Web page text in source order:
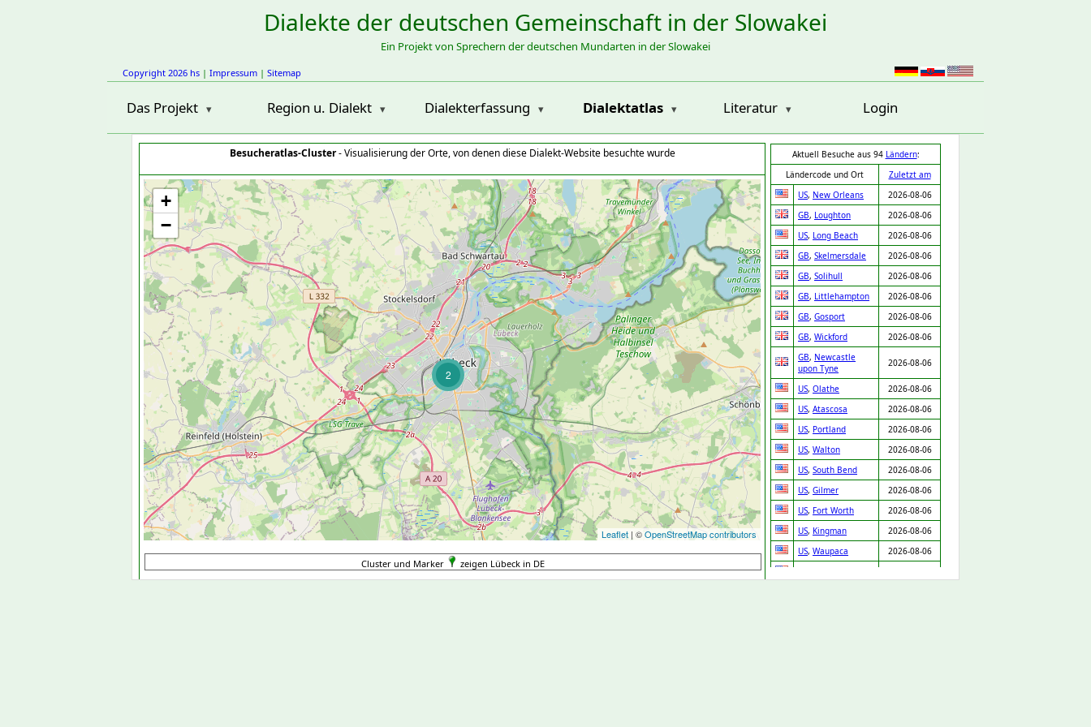
Dialekte der deutschen Gemeinschaft in der Slowakei
Ein Projekt von Sprechern der deutschen Mundarten in der Slowakei
Copyright 2026 hs | Impressum | Sitemap
Das Projekt Region u. Dialekt Dialekterfassung Dialektatlas Literatur Login
Besucheratlas-Cluster- Visualisierung der Orte, von denen diese Dialekt-Website besuchte wurde
2
+
−
Leaflet | ©OpenStreetMap contributors
Aktuell Besuche aus 94 Ländern:
Ländercode und Ort
Zuletzt am
US, New Orleans
2026-08-06
GB, Loughton
2026-08-06
US, Long Beach
2026-08-06
GB, Skelmersdale
2026-08-06
GB, Solihull
2026-08-06
GB, Littlehampton
2026-08-06
GB, Gosport
2026-08-06
GB, Wickford
2026-08-06
GB, Newcastle
upon Tyne
2026-08-06
US, Olathe
2026-08-06
US, Atascosa
2026-08-06
US, Portland
2026-08-06
US, Walton
2026-08-06
US, South Bend
2026-08-06
US, Gilmer
2026-08-06
US, Fort Worth
2026-08-06
US, Kingman
2026-08-06
US, Waupaca
2026-08-06
Cluster und Marker zeigen Lübeck in DE